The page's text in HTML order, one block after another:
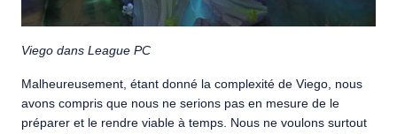
Viego dans League PC
Malheureusement, étant donné la complexité de Viego, nous
avons compris que nous ne serions pas en mesure de le
préparer et le rendre viable à temps. Nous ne voulons surtout